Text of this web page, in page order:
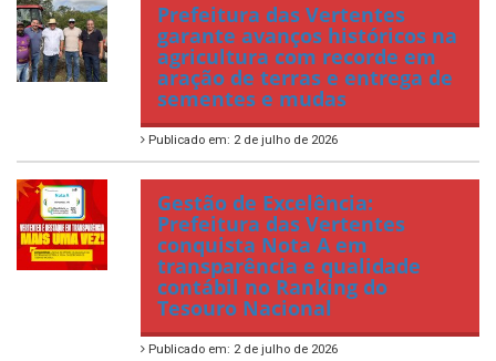
Prefeitura das Vertentes
garante avanços históricos na
agricultura com recorde em
aração de terras e entrega de
sementes e mudas
Publicado em: 2 de julho de 2026
Gestão de Excelência:
Prefeitura das Vertentes
conquista Nota A em
transparência e qualidade
contábil no Ranking do
Tesouro Nacional
Publicado em: 2 de julho de 2026